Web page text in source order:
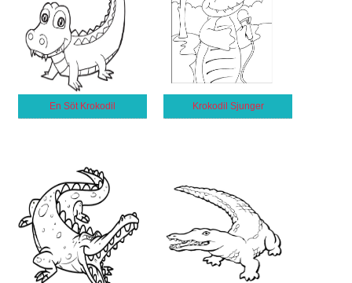
En Söt Krokodil Krokodil Sjunger